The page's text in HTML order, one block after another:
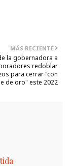
MÁS RECIENTE
la gobernadora a
redoblar
para cerrar "con
de oro" este 2022